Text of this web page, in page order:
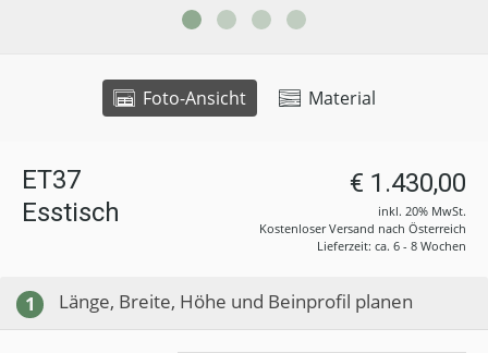
Foto-Ansicht Material
ET37
Esstisch
€ 1.430,00
inkl. 20% MwSt.
Kostenloser Versand nach Österreich
Lieferzeit: ca. 6 - 8 Wochen
1 Länge, Breite, Höhe und Beinprofil planen